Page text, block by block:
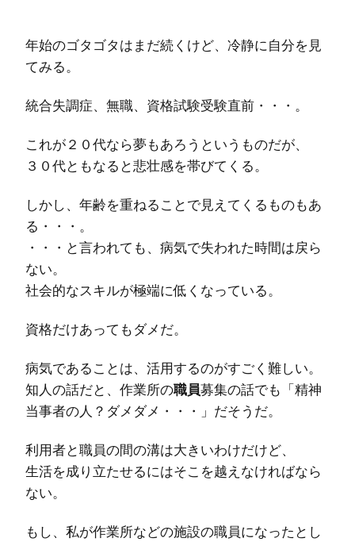
年始のゴタゴタはまだ続くけど、冷静に自分を見
てみる。
統合失調症、無職、資格試験受験直前・・・。
これが２０代なら夢もあろうというものだが、
３０代ともなると悲壮感を帯びてくる。
しかし、年齢を重ねることで見えてくるものもあ
る・・・。
・・・と言われても、病気で失われた時間は戻ら
ない。
社会的なスキルが極端に低くなっている。
資格だけあってもダメだ。
病気であることは、活用するのがすごく難しい。
知人の話だと、作業所の職員募集の話でも「精神
当事者の人？ダメダメ・・・」だそうだ。
利用者と職員の間の溝は大きいわけだけど、
生活を成り立たせるにはそこを越えなければなら
ない。
もし、私が作業所などの施設の職員になったとし